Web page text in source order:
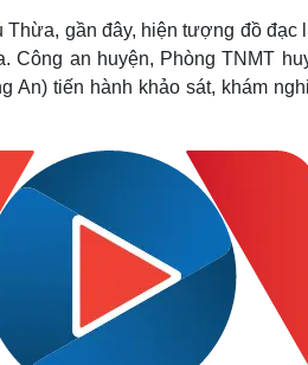
Thế giới thể thao
eSports
Hậu trường
Di sản
gần đây, hiện tượng đồ đạc
Công an huyện, Phòng TNMT
An) tiến hành khảo sát, khám